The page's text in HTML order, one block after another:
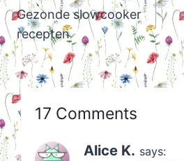
navigation
Gezonde slowcooker
recepten
17 Comments
Alice K. says: